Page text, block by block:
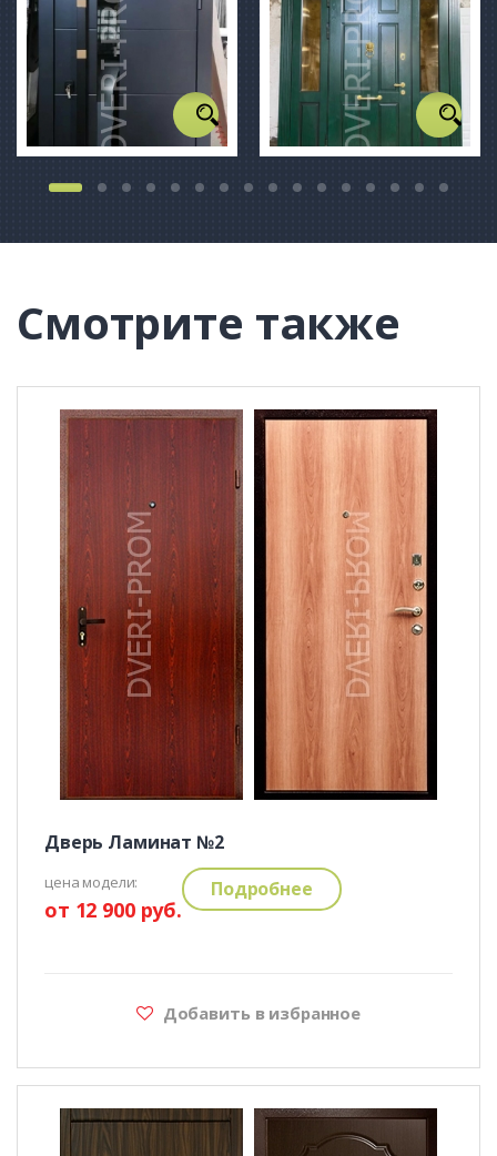
Смотрите также
Дверь Ламинат №2
цена модели:
от 12 900 руб.
Подробнее
Добавить в избранное